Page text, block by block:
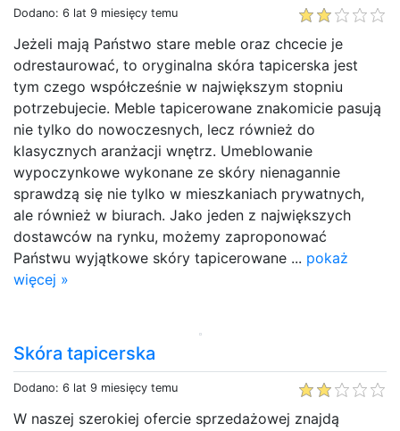
Dodano: 6 lat 9 miesięcy temu
Jeżeli mają Państwo stare meble oraz chcecie je
odrestaurować, to oryginalna skóra tapicerska jest
tym czego współcześnie w największym stopniu
potrzebujecie. Meble tapicerowane znakomicie pasują
nie tylko do nowoczesnych, lecz również do
klasycznych aranżacji wnętrz. Umeblowanie
wypoczynkowe wykonane ze skóry nienagannie
sprawdzą się nie tylko w mieszkaniach prywatnych,
ale również w biurach. Jako jeden z największych
dostawców na rynku, możemy zaproponować
Państwu wyjątkowe skóry tapicerowane ... pokaż
więcej »
Skóra tapicerska
Dodano: 6 lat 9 miesięcy temu
W naszej szerokiej ofercie sprzedażowej znajdą